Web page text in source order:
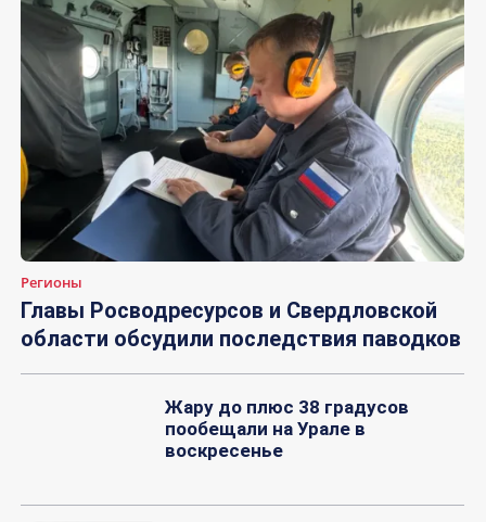
Регионы
Главы Росводресурсов и Свердловской
области обсудили последствия паводков
Жару до плюс 38 градусов
пообещали на Урале в
воскресенье